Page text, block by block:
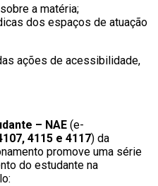
a matéria;
dos espaços de atuação
ações de acessibilidade,
– NAE (e-
4115 e 4117) da
promove uma série
do estudante na